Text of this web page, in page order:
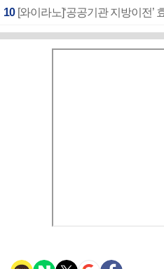
10 [와이라노]‘공공기관 지방이전’